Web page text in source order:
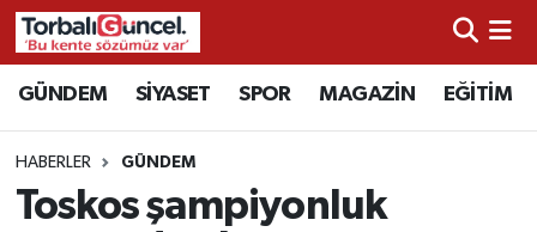
GÜNDEM SİYASET SPOR MAGAZİN EĞİTİM
HABERLER GÜNDEM
Toskos şampiyonluk
İzmir Nöbetçi Eczaneler
İzmir Hava Durumu
İzmir Namaz Vakitleri